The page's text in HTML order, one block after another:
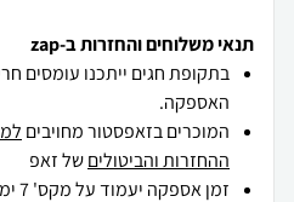
תנאי משלוחים והחזרות ב-zap
בתקופת חגים ייתכנו עומסים
האספקה.
המוכרים בזאפסטור מחויבים
ההחזרות והביטוליםשל זאפ
זמן אספקה יעמוד על מקס' 7 ימי עסקים מיום הזמנה,